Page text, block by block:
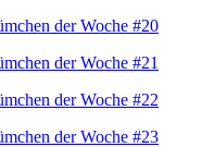
der Woche #20
der Woche #21
der Woche #22
der Woche #23